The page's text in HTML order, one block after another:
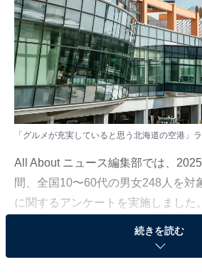
「グルメが充実していると思う北海道の空港」
All About ニュース編集部では、
間、全国10〜60代の男女248人を対
に関するアンケートを実施しました。
その中から、「グルメが充実してい
続きを読む